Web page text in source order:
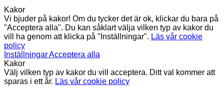
Kakor
Vi bjuder på kakor! Om du tycker det är ok, klickar du bara på
"Acceptera alla". Du kan såklart välja vilken typ av kakor du
vill ha genom att klicka på "Inställningar". Läs vår cookie
policy
InställningarAcceptera alla
Kakor
Välj vilken typ av kakor du vill acceptera. Ditt val kommer att
sparas i ett år. Läs vår cookie policy